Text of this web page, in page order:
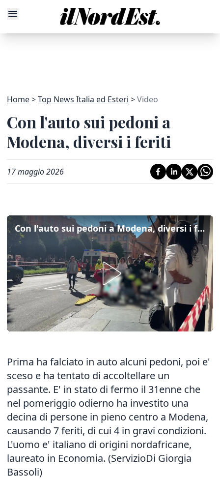
Home Top News Italia ed Esteri Video
Con l'auto sui pedoni a
Modena, diversi i feriti
17 maggio 2026
Con l'auto sui pedoni a Modena, diversi i feriti
Prima ha falciato in auto alcuni pedoni, poi e'
sceso e ha tentato di accoltellare un
passante. E' in stato di fermo il 31enne che
nel pomeriggio odierno ha investito una
decina di persone in pieno centro a Modena,
causando 7 feriti, di cui 4 in gravi condizioni.
L'uomo e' italiano di origini nordafricane,
laureato in Economia. (ServizioDi Giorgia
Bassoli)